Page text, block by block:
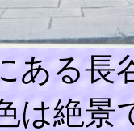
ある長
は絶景